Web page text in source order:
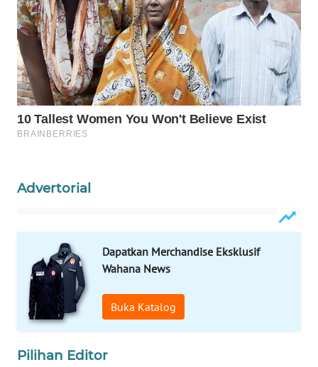
Advertorial
Dapatkan Merchandise Eksklusif
Wahana News
Buka Katalog
Pilihan Editor
WAHANA
INFRASTRUKTUR
WAHANA
KONSUMEN
WAHANA
LISTRIK
TRAVEL
TV
WAHANANEWS
ID
WAHANANEWS